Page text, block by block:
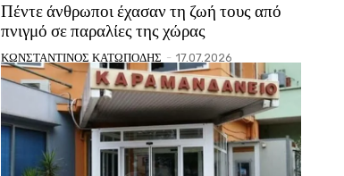
Πέντε άνθρωποι έχασαν τη ζωή τους από
πνιγμό σε παραλίες της χώρας
ΚΩΝΣΤΑΝΤΙΝΟΣ ΚΑΤΩΠΟΔΗΣ - 17.07.2026